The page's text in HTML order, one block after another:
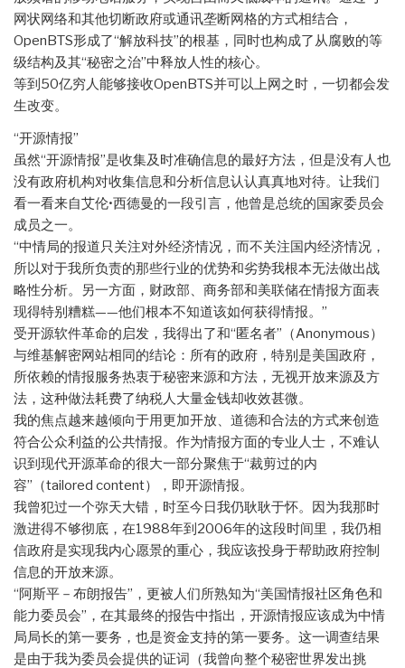
网状网络和其他切断政府或通讯垄断网格的方式相结合，
OpenBTS形成了“解放科技”的根基，同时也构成了从腐败的等
级结构及其“秘密之治”中释放人性的核心。
等到50亿穷人能够接收OpenBTS并可以上网之时，一切都会发
生改变。
“开源情报”
虽然“开源情报”是收集及时准确信息的最好方法，但是没有人也
没有政府机构对收集信息和分析信息认认真真地对待。让我们
看一看来自艾伦•西德曼的一段引言，他曾是总统的国家委员会
成员之一。
“中情局的报道只关注对外经济情况，而不关注国内经济情况，
所以对于我所负责的那些行业的优势和劣势我根本无法做出战
略性分析。另一方面，财政部、商务部和美联储在情报方面表
现得特别糟糕——他们根本不知道该如何获得情报。”
受开源软件革命的启发，我得出了和“匿名者”（Anonymous）
与维基解密网站相同的结论：所有的政府，特别是美国政府，
所依赖的情报服务热衷于秘密来源和方法，无视开放来源及方
法，这种做法耗费了纳税人大量金钱却收效甚微。
我的焦点越来越倾向于用更加开放、道德和合法的方式来创造
符合公众利益的公共情报。作为情报方面的专业人士，不难认
识到现代开源革命的很大一部分聚焦于“裁剪过的内
容”（tailored content），即开源情报。
我曾犯过一个弥天大错，时至今日我仍耿耿于怀。因为我那时
激进得不够彻底，在1988年到2006年的这段时间里，我仍相
信政府是实现我内心愿景的重心，我应该投身于帮助政府控制
信息的开放来源。
“阿斯平－布朗报告”，更被人们所熟知为“美国情报社区角色和
能力委员会”，在其最终的报告中指出，开源情报应该成为中情
局局长的第一要务，也是资金支持的第一要务。这一调查结果
是由于我为委员会提供的证词（我曾向整个秘密世界发出挑